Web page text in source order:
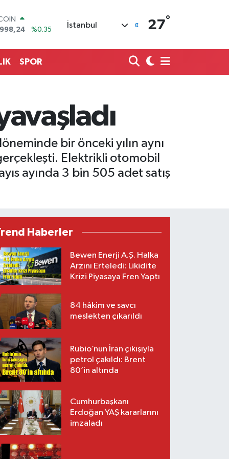
%0.18
%0.32
%-14
İstanbul 27°
SPOR
bir önceki yılın aynı
Elektrikli otomobil
ayında 3 bin 505 adet satış
Haberler
Bewen Enerji A.Ş. Halka
Arzını Erteledi: Likidite
Krizi Piyasaya Fren Yaptı
84 hâkim ve savcı
meslekten çıkarıldı
Rubio’nun İran çıkışıyla
petrol çakıldı: Brent
80’in altında
Cumhurbaşkanı
Erdoğan YAŞ kararlarını
imzaladı